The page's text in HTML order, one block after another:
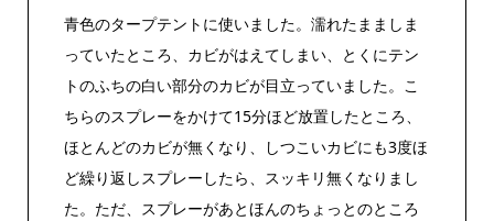
青色のタープテントに使いました。濡れたまましま
っていたところ、カビがはえてしまい、とくにテン
トのふちの白い部分のカビが目立っていました。こ
ちらのスプレーをかけて15分ほど放置したところ、
ほとんどのカビが無くなり、しつこいカビにも3度ほ
ど繰り返しスプレーしたら、スッキリ無くなりまし
た。ただ、スプレーがあとほんのちょっとのところ